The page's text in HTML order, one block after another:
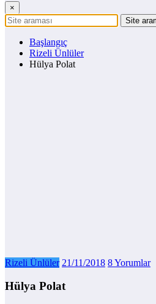
×
Başlangıç
Rizeli Ünlüler
Hülya Polat
Rizeli Ünlüler 21/11/2018 8 Yorumlar
Hülya Polat